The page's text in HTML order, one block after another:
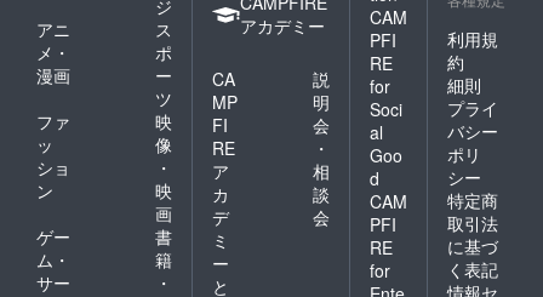
ジ
アニ
メ・
漫画
ス
ポ
ー
ツ
ファ
ッ
ショ
ン
映
像
・
映
画
ゲー
ム・
サー
書
籍
・
アカデミー
CA
MP
FI
RE
ア
カ
デ
ミ
ー
と
説
明
会
・
相
談
会
CAM
PFI
RE
for
Soci
al
Goo
d
CAM
PFI
RE
for
利用規
約
細則
プライ
バシー
ポリ
シー
特定商
取引法
に基づ
く表記